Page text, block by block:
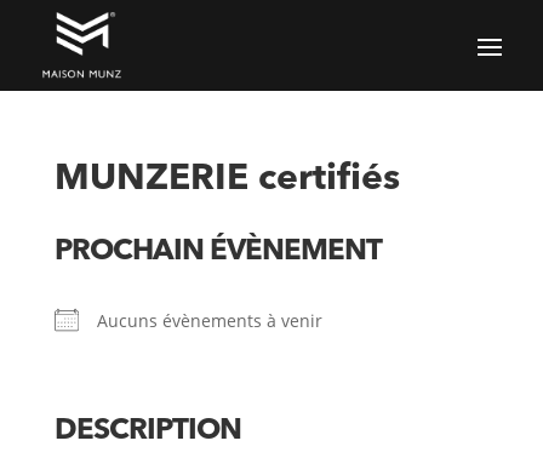
MUNZERIE certifiés
PROCHAIN ÉVÈNEMENT
Aucuns évènements à venir
DESCRIPTION